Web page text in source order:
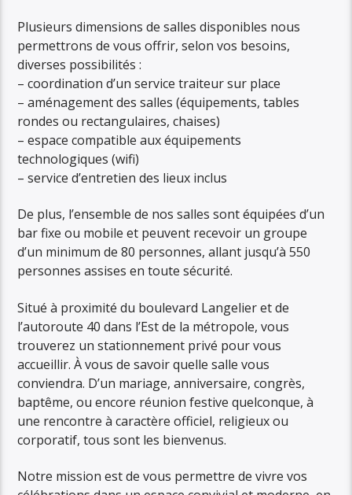
Plusieurs dimensions de salles disponibles nous
permettrons de vous offrir, selon vos besoins,
diverses possibilités :
– coordination d’un service traiteur sur place
– aménagement des salles (équipements, tables
rondes ou rectangulaires, chaises)
– espace compatible aux équipements
technologiques (wifi)
– service d’entretien des lieux inclus
De plus, l’ensemble de nos salles sont équipées d’un
bar fixe ou mobile et peuvent recevoir un groupe
d’un minimum de 80 personnes, allant jusqu’à 550
personnes assises en toute sécurité.
Situé à proximité du boulevard Langelier et de
l’autoroute 40 dans l’Est de la métropole, vous
trouverez un stationnement privé pour vous
accueillir. À vous de savoir quelle salle vous
conviendra. D’un mariage, anniversaire, congrès,
baptême, ou encore réunion festive quelconque, à
une rencontre à caractère officiel, religieux ou
corporatif, tous sont les bienvenus.
Notre mission est de vous permettre de vivre vos